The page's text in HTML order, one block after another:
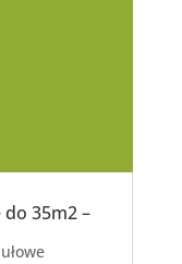
do 35m2 –